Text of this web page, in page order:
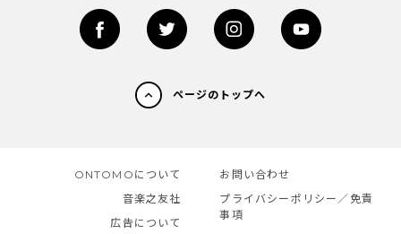
ページのトップへ
ONTOMOについて
音楽之友社
広告について
お問い合わせ
プライバシーポリシー／免責
事項